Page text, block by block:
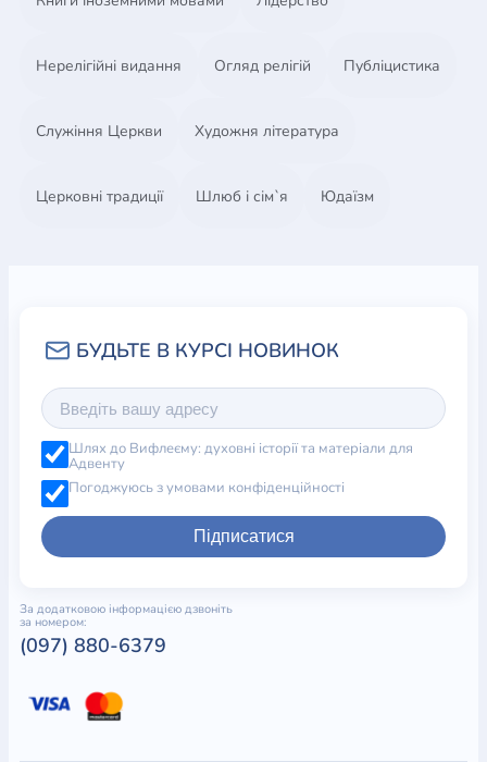
Нерелігійні видання Огляд релігій Публіцистика
Служіння Церкви Художня література
Церковні традиції Шлюб і сім`я Юдаїзм
Шлях до Вифлеєму: духовні історії та матеріали для
Адвенту
Погоджуюсь з умовами конфіденційності
Підписатися
За додатковою інформацією дзвоніть
за номером:
(097) 880-6379